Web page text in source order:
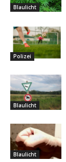
Blaulicht
Polizei
Blaulicht
Blaulicht